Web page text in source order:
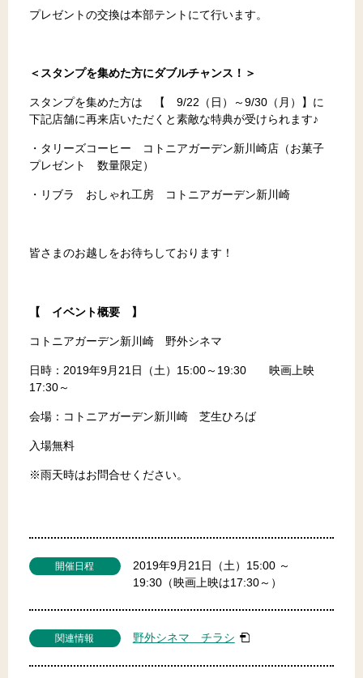
プレゼントの交換は本部テントにて行います。
＜スタンプを集めた方にダブルチャンス！＞
スタンプを集めた方は 【 9/22（日）～9/30（月）】に
下記店舗に再来店いただくと素敵な特典が受けられます♪
・タリーズコーヒー コトニアガーデン新川崎店（お菓子
プレゼント 数量限定）
・リブラ おしゃれ工房 コトニアガーデン新川崎
皆さまのお越しをお待ちしております！
【 イベント概要 】
コトニアガーデン新川崎 野外シネマ
日時：2019年9月21日（土）15:00～19:30 映画上映
17:30～
会場：コトニアガーデン新川崎 芝生ひろば
入場無料
※雨天時はお問合せください。
開催日程
2019年9月21日（土）15:00 ～
19:30（映画上映は17:30～）
関連情報 野外シネマ チラシ